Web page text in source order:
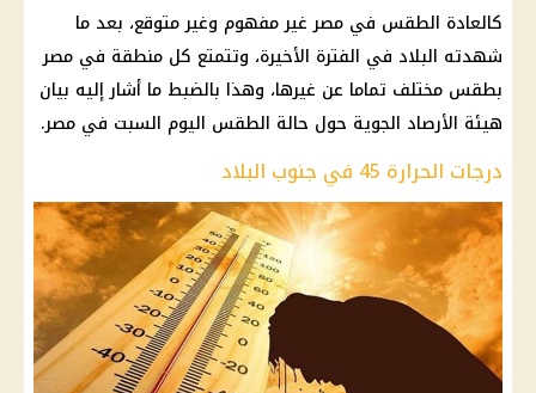
كالعادة الطقس في مصر غير مفهوم وغير متوقع، بعد ما
شهدته البلاد في الفترة الأخيرة، وتتمتع كل منطقة في مصر
بطقس مختلف تماما عن غيرها، وهذا بالضبط ما أشار إليه بيان
هيئة الأرصاد الجوية حول حالة الطقس اليوم السبت في مصر.
درجات الحرارة 45 في جنوب البلاد